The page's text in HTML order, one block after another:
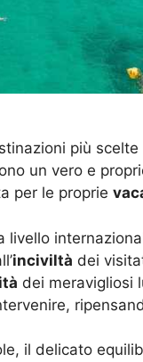
più scelte
un vero e
per le proprie
livello
inciviltà dei
dei meravigliosi
il delicato